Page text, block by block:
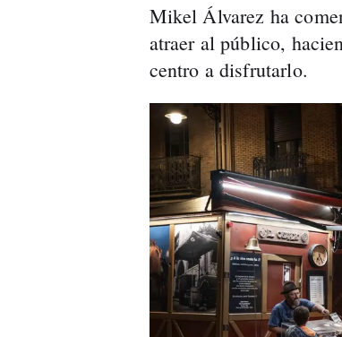
Mikel Álvarez ha
atraer al público,
centro a disfrutarlo.